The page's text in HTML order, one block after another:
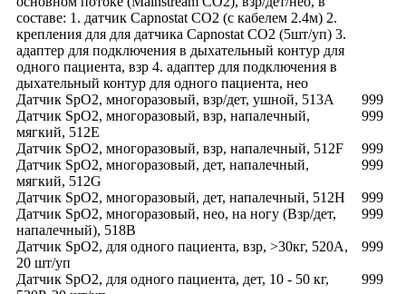
составе: 1. датчик Capnostat CO2 (с кабелем 2.4м) 2.
крепления для для датчика Capnostat CO2 (5шт/уп) 3.
адаптер для подключения в дыхательный контур для
одного пациента, взр 4. адаптер для подключения в
дыхательный контур для одного пациента, нео
Датчик SpO2, многоразовый, взр/дет, ушной, 513A
999
Датчик SpO2, многоразовый, взр, напалечный,
мягкий, 512E
999
Датчик SpO2, многоразовый, взр, напалечный, 512F
999
Датчик SpO2, многоразовый, дет, напалечный,
мягкий, 512G
999
Датчик SpO2, многоразовый, дет, напалечный, 512H
999
Датчик SpO2, многоразовый, нео, на ногу (Взр/дет,
напалечный), 518B
999
Датчик SpO2, для одного пациента, взр, >30кг, 520A,
20 шт/уп
999
Датчик SpO2, для одного пациента, дет, 10 - 50 кг,
999